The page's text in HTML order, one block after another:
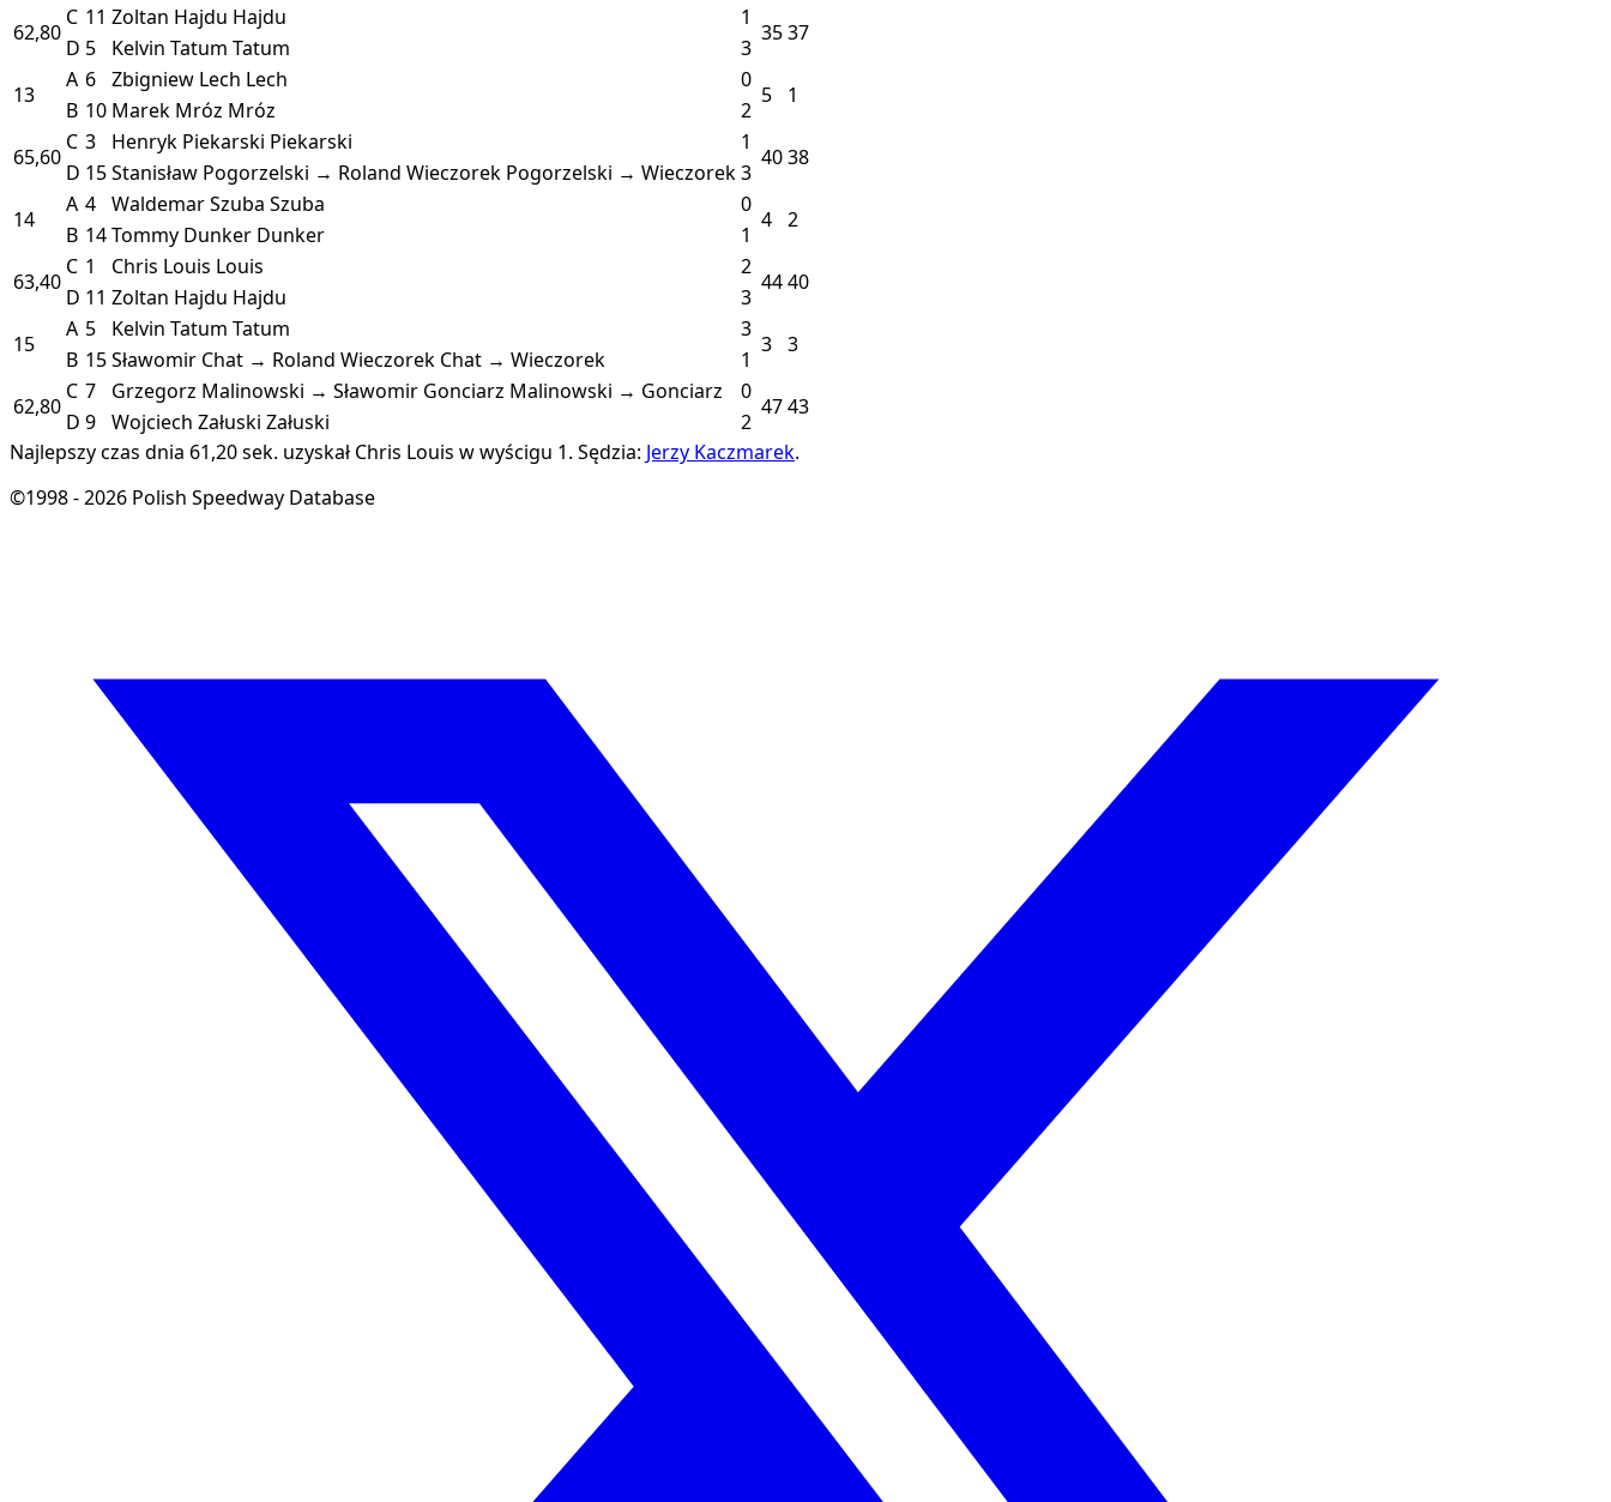
62,80
C 11 Zoltan Hajdu Hajdu 1
3537
D 5 Kelvin Tatum Tatum
3
13
A 6 Zbigniew Lech Lech 0
5 1
B 10 Marek Mróz Mróz
2
65,60
C 3 Henryk Piekarski Piekarski 1
4038
D 15Stanisław Pogorzelski → Roland Wieczorek Pogorzelski → Wieczorek3
14
A 4 Waldemar Szuba Szuba 0
4 2
B 14Tommy Dunker Dunker
1
63,40
C 1 Chris Louis Louis 2
4440
D 11 Zoltan Hajdu Hajdu
3
15
A 5 Kelvin Tatum Tatum 3
3 3
B 15Sławomir Chat → Roland Wieczorek Chat → Wieczorek
1
62,80
C 7 Grzegorz Malinowski → Sławomir Gonciarz Malinowski → Gonciarz 0
4743
D 9 Wojciech Załuski Załuski
2
Najlepszy czas dnia 61,20 sek. uzyskał Chris Louis w wyścigu 1. Sędzia: Jerzy Kaczmarek.
©1998 - 2026 Polish Speedway Database